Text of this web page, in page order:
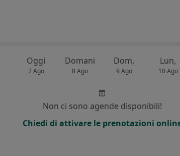
Oggi
7 Ago
Domani
8 Ago
Dom,
9 Ago
Lun,
10 Ago
Non ci sono agende disponibili!
Chiedi di attivare le prenotazioni